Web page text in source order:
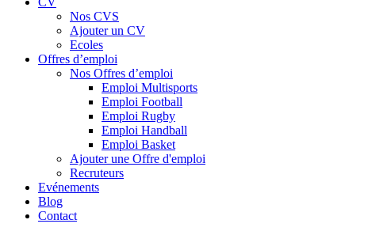
Nos CVS
Ajouter un CV
Ecoles
Offres d’emploi
Nos Offres d’emploi
Emploi Multisports
Emploi Football
Emploi Rugby
Emploi Handball
Emploi Basket
Ajouter une Offre d'emploi
Recruteurs
Evénements
Blog
Contact